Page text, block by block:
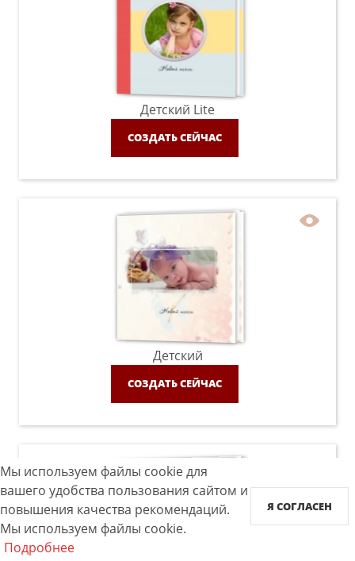
Детский Lite
СОЗДАТЬ СЕЙЧАС
Детский
СОЗДАТЬ СЕЙЧАС
Мы используем файлы cookie для
вашего удобства пользования сайтом и
повышения качества рекомендаций.
Мы используем файлы cookie.
Подробнее
Я СОГЛАСЕН